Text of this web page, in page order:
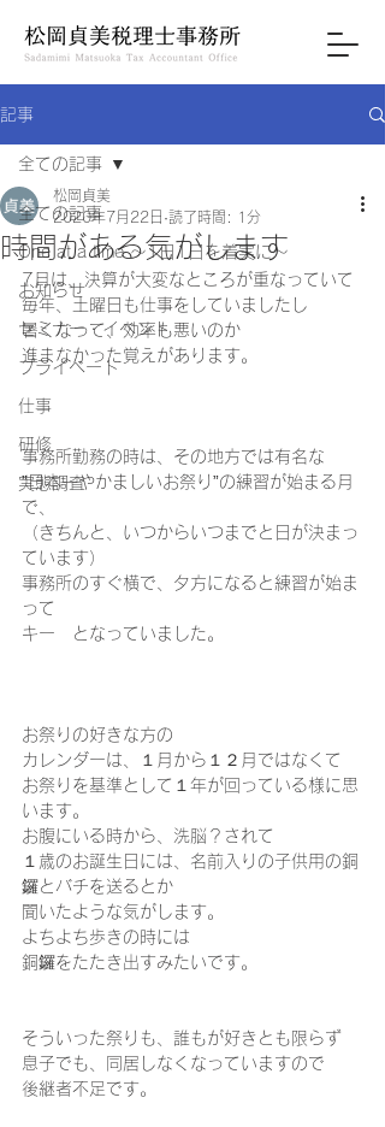
記事
全ての記事
One at a time ～1日1日を着実に～
お知らせ
セミナー・イベント
プライベート
仕事
研修
実態調査
全ての記事
時間がある気がします
松岡貞美
2020年7月22日 読了時間: 1分
7月は、決算が大変なところが重なっていて
毎年、土曜日も仕事をしていましたし
暑くなって、効率も悪いのか
進まなかった覚えがあります。
事務所勤務の時は、その地方では有名な
”日本一やかましいお祭り”の練習が始まる月
で、
（きちんと、いつからいつまでと日が決まっ
ています）
事務所のすぐ横で、夕方になると練習が始ま
って
キー　となっていました。
お祭りの好きな方の
カレンダーは、１月から１２月ではなくて
お祭りを基準として１年が回っている様に思
います。
お腹にいる時から、洗脳？されて
１歳のお誕生日には、名前入りの子供用の銅
鑼とバチを送るとか
聞いたような気がします。
よちよち歩きの時には
銅鑼をたたき出すみたいです。
そういった祭りも、誰もが好きとも限らず
息子でも、同居しなくなっていますので
後継者不足です。